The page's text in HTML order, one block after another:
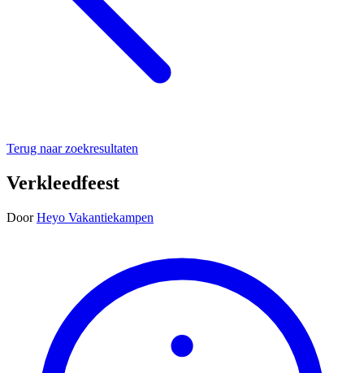
Terug naar zoekresultaten
Verkleedfeest
Door Heyo Vakantiekampen